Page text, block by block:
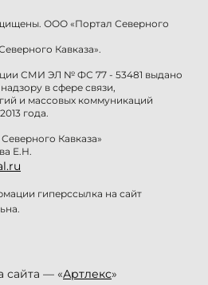
ООО «Портал Северного
Кавказа».
СМИ ЭЛ № ФС 77 - 53481 выдано
в сфере связи,
и массовых коммуникаций
года.
Кавказа»
Е.Н.
гиперссылка на сайт
сайта — «Артлекс»